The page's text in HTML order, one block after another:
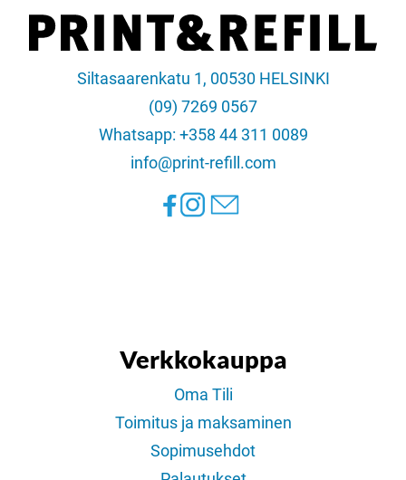
Siltasaarenkatu 1, 00530 HELSINKI
(09) 7269 0567
Whatsapp: +358 44 311 0089
info@print-refill.com
Verkkokauppa
Oma Tili
Toimitus ja maksaminen
Sopimusehdot